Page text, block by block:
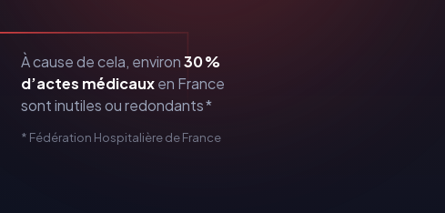
À cause de cela, environ30 %
d’actes médicauxen France
sont inutiles ou redondants *
* Fédération Hospitalière de France